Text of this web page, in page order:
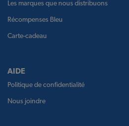
Les marques que nous distribuons
Récompenses Bleu
Carte-cadeau
AIDE
Politique de confidentialité
Nous joindre